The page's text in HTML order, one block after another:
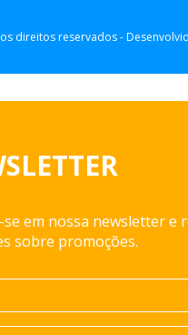
direitos reservados -
se em nossa newsletter e
sobre promoções.